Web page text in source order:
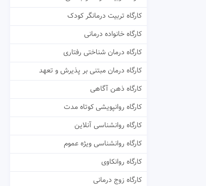
کارگاه تربیت درمانگر کودک
کارگاه خانواده درمانی
کارگاه درمان شناختی رفتاری
کارگاه درمان مبتنی بر پذیرش و تعهد
کارگاه ذهن آگاهی
کارگاه روانپویشی کوتاه مدت
کارگاه روانشناسی آنلاین
کارگاه روانشناسی ویژه عموم
کارگاه روانکاوی
کارگاه زوج درمانی